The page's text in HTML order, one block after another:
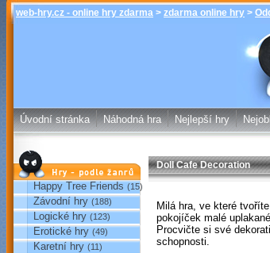
web-hry.cz - online hry zdarma > zdarma online hry >
Úvodní stránka Náhodná hra Nejlepší hry
Hry podle žánrů
Happy Tree Friends (15)
Závodní hry (188)
Logické hry (123)
Erotické hry (49)
Karetní hry (11)
Doll Cafe Decoration
Milá hra, ve které tvoříte
pokojíček malé
Procvičte si své
schopnosti.